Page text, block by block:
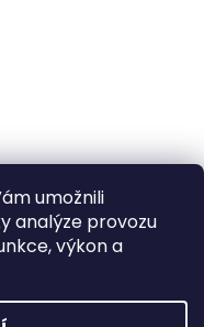
umožnili
analýze provozu
výkon a